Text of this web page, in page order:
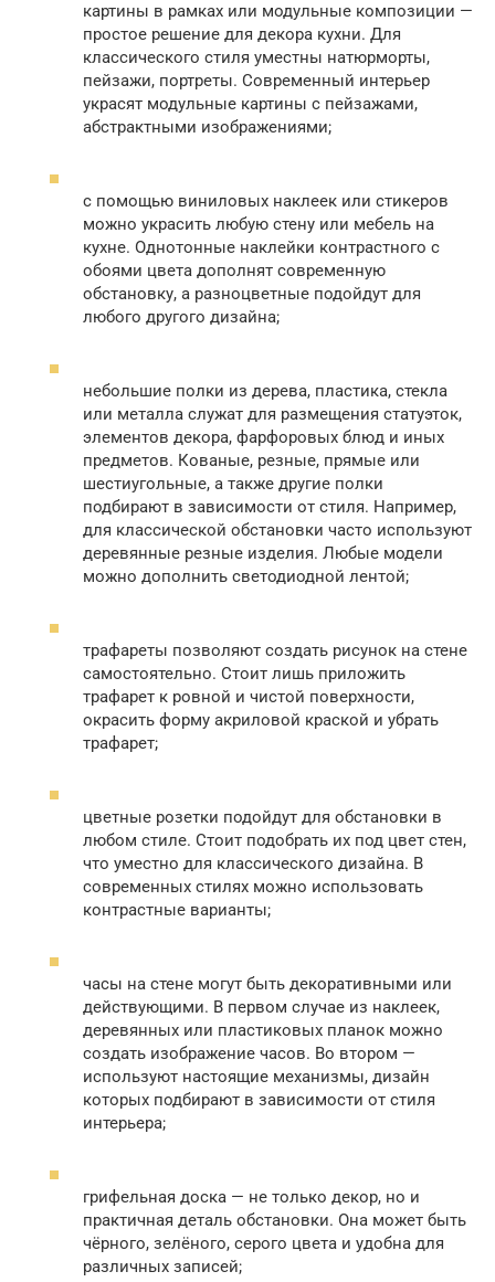
картины в рамках или модульные композиции —
простое решение для декора кухни. Для
классического стиля уместны натюрморты,
пейзажи, портреты. Современный интерьер
украсят модульные картины с пейзажами,
абстрактными изображениями;
с помощью виниловых наклеек или стикеров
можно украсить любую стену или мебель на
кухне. Однотонные наклейки контрастного с
обоями цвета дополнят современную
обстановку, а разноцветные подойдут для
любого другого дизайна;
небольшие полки из дерева, пластика, стекла
или металла служат для размещения статуэток,
элементов декора, фарфоровых блюд и иных
предметов. Кованые, резные, прямые или
шестиугольные, а также другие полки
подбирают в зависимости от стиля. Например,
для классической обстановки часто используют
деревянные резные изделия. Любые модели
можно дополнить светодиодной лентой;
трафареты позволяют создать рисунок на стене
самостоятельно. Стоит лишь приложить
трафарет к ровной и чистой поверхности,
окрасить форму акриловой краской и убрать
трафарет;
цветные розетки подойдут для обстановки в
любом стиле. Стоит подобрать их под цвет стен,
что уместно для классического дизайна. В
современных стилях можно использовать
контрастные варианты;
часы на стене могут быть декоративными или
действующими. В первом случае из наклеек,
деревянных или пластиковых планок можно
создать изображение часов. Во втором —
используют настоящие механизмы, дизайн
которых подбирают в зависимости от стиля
интерьера;
грифельная доска — не только декор, но и
практичная деталь обстановки. Она может быть
чёрного, зелёного, серого цвета и удобна для
различных записей;